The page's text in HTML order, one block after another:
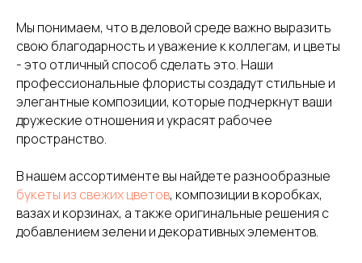
Мы понимаем, что в деловой среде важно выразить
свою благодарность и уважение к коллегам, и цветы
- это отличный способ сделать это. Наши
профессиональные флористы создадут стильные и
элегантные композиции, которые подчеркнут ваши
дружеские отношения и украсят рабочее
пространство.
В нашем ассортименте вы найдете разнообразные
букеты из свежих цветов, композиции в коробках,
вазах и корзинах, а также оригинальные решения с
добавлением зелени и декоративных элементов.